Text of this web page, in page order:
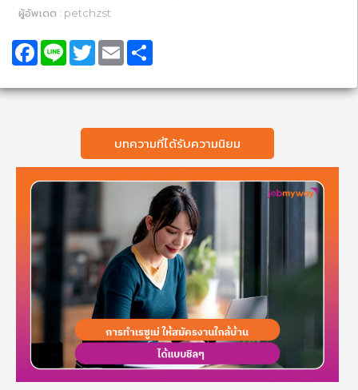
ผู้อัพเดต : petchzst
Facebook
Line TwitterEmail
บทความที่ได้รับความนิยม